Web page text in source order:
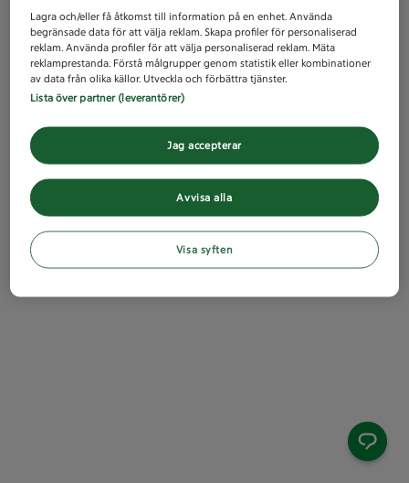
Lagra och/eller få åtkomst till information på en enhet. Använda
begränsade data för att välja reklam. Skapa profiler för personaliserad
reklam. Använda profiler för att välja personaliserad reklam. Mäta
reklamprestanda. Förstå målgrupper genom statistik eller kombinationer
av data från olika källor. Utveckla och förbättra tjänster.
Lista över partner (leverantörer)
Avvisa alla
Jag accepterar
Visa syften